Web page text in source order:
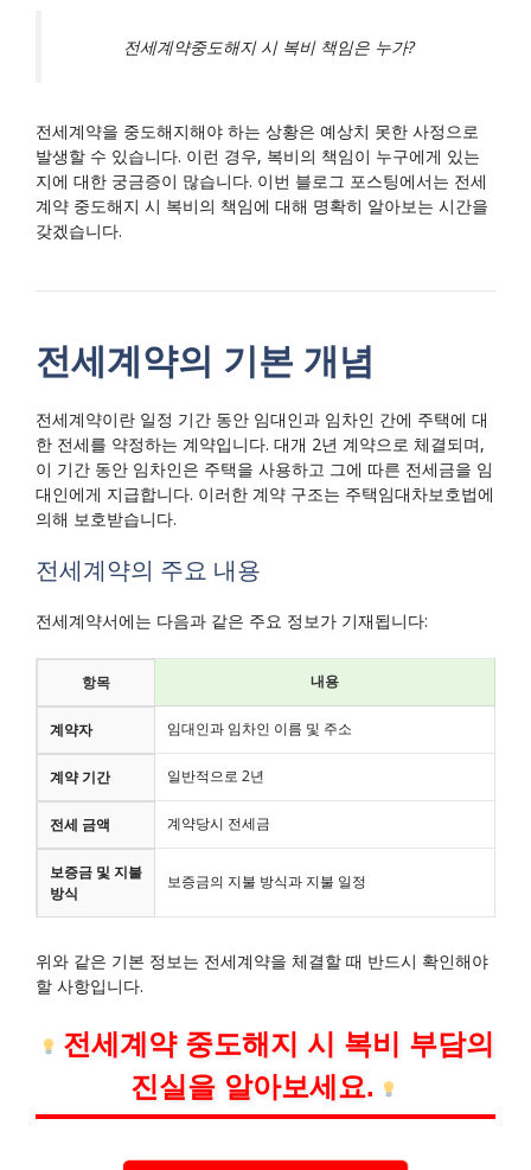
전세계약중도해지 시 복비 책임은 누가?
전세계약을 중도해지해야 하는 상황은 예상치 못한 사정으로
발생할 수 있습니다. 이런 경우, 복비의 책임이 누구에게 있는
지에 대한 궁금증이 많습니다. 이번 블로그 포스팅에서는 전세
계약 중도해지 시 복비의 책임에 대해 명확히 알아보는 시간을
갖겠습니다.
전세계약의 기본 개념
전세계약이란 일정 기간 동안 임대인과 임차인 간에 주택에 대
한 전세를 약정하는 계약입니다. 대개 2년 계약으로 체결되며,
이 기간 동안 임차인은 주택을 사용하고 그에 따른 전세금을 임
대인에게 지급합니다. 이러한 계약 구조는 주택임대차보호법에
의해 보호받습니다.
전세계약의 주요 내용
전세계약서에는 다음과 같은 주요 정보가 기재됩니다:
항목 내용
계약자 임대인과 임차인 이름 및 주소
계약 기간 일반적으로 2년
전세 금액 계약당시 전세금
보증금 및 지불
방식
보증금의 지불 방식과 지불 일정
위와 같은 기본 정보는 전세계약을 체결할 때 반드시 확인해야
할 사항입니다.
전세계약 중도해지 시 복비 부담의
진실을 알아보세요.